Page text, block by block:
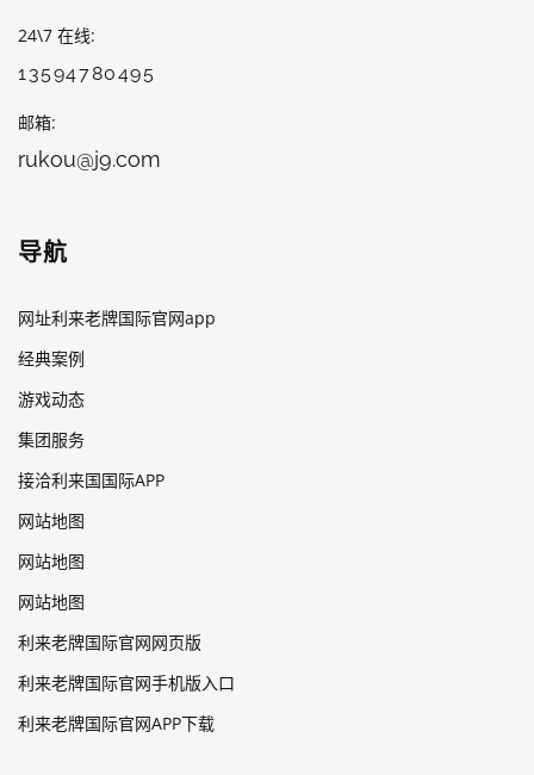
24\7 在线
13594780495
邮箱
rukou@j9.com
导航
网址利来老牌国际官网app
经典案例
游戏动态
集团服务
接洽利来国国际APP
网站地图
网站地图
网站地图
利来老牌国际官网网页版
利来老牌国际官网手机版入口
利来老牌国际官网APP下载